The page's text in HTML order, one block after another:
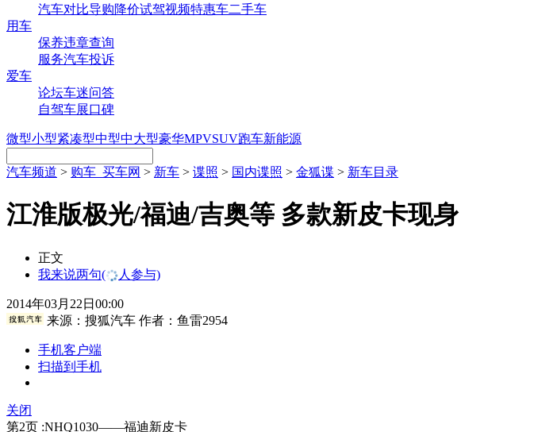
汽车对比导购降价试驾视频特惠车二手车
用车
保养违章查询
服务汽车投诉
爱车
论坛车迷问答
自驾车展口碑
微型小型紧凑型中型中大型豪华MPVSUV跑车新能源
汽车频道 > 购车_买车网 > 新车 > 谍照 > 国内谍照 > 金狐谍 > 新车目录
江淮版极光/福迪/吉奥等 多款新皮卡现身
正文
我来说两句( 人参与)
2014年03月22日00:00
来源： 搜狐汽车作者：鱼雷2954
手机客户端
扫描到手机
关闭
第2页 :NHQ1030——福迪新皮卡